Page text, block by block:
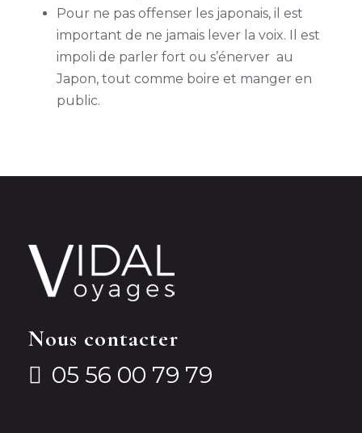
Pour ne pas offenser les japonais, il est
important de ne jamais lever la voix. Il est
impoli de parler fort ou s’énerver au
Japon, tout comme boire et manger en
public.
Nous contacter
05 56 00 79 79